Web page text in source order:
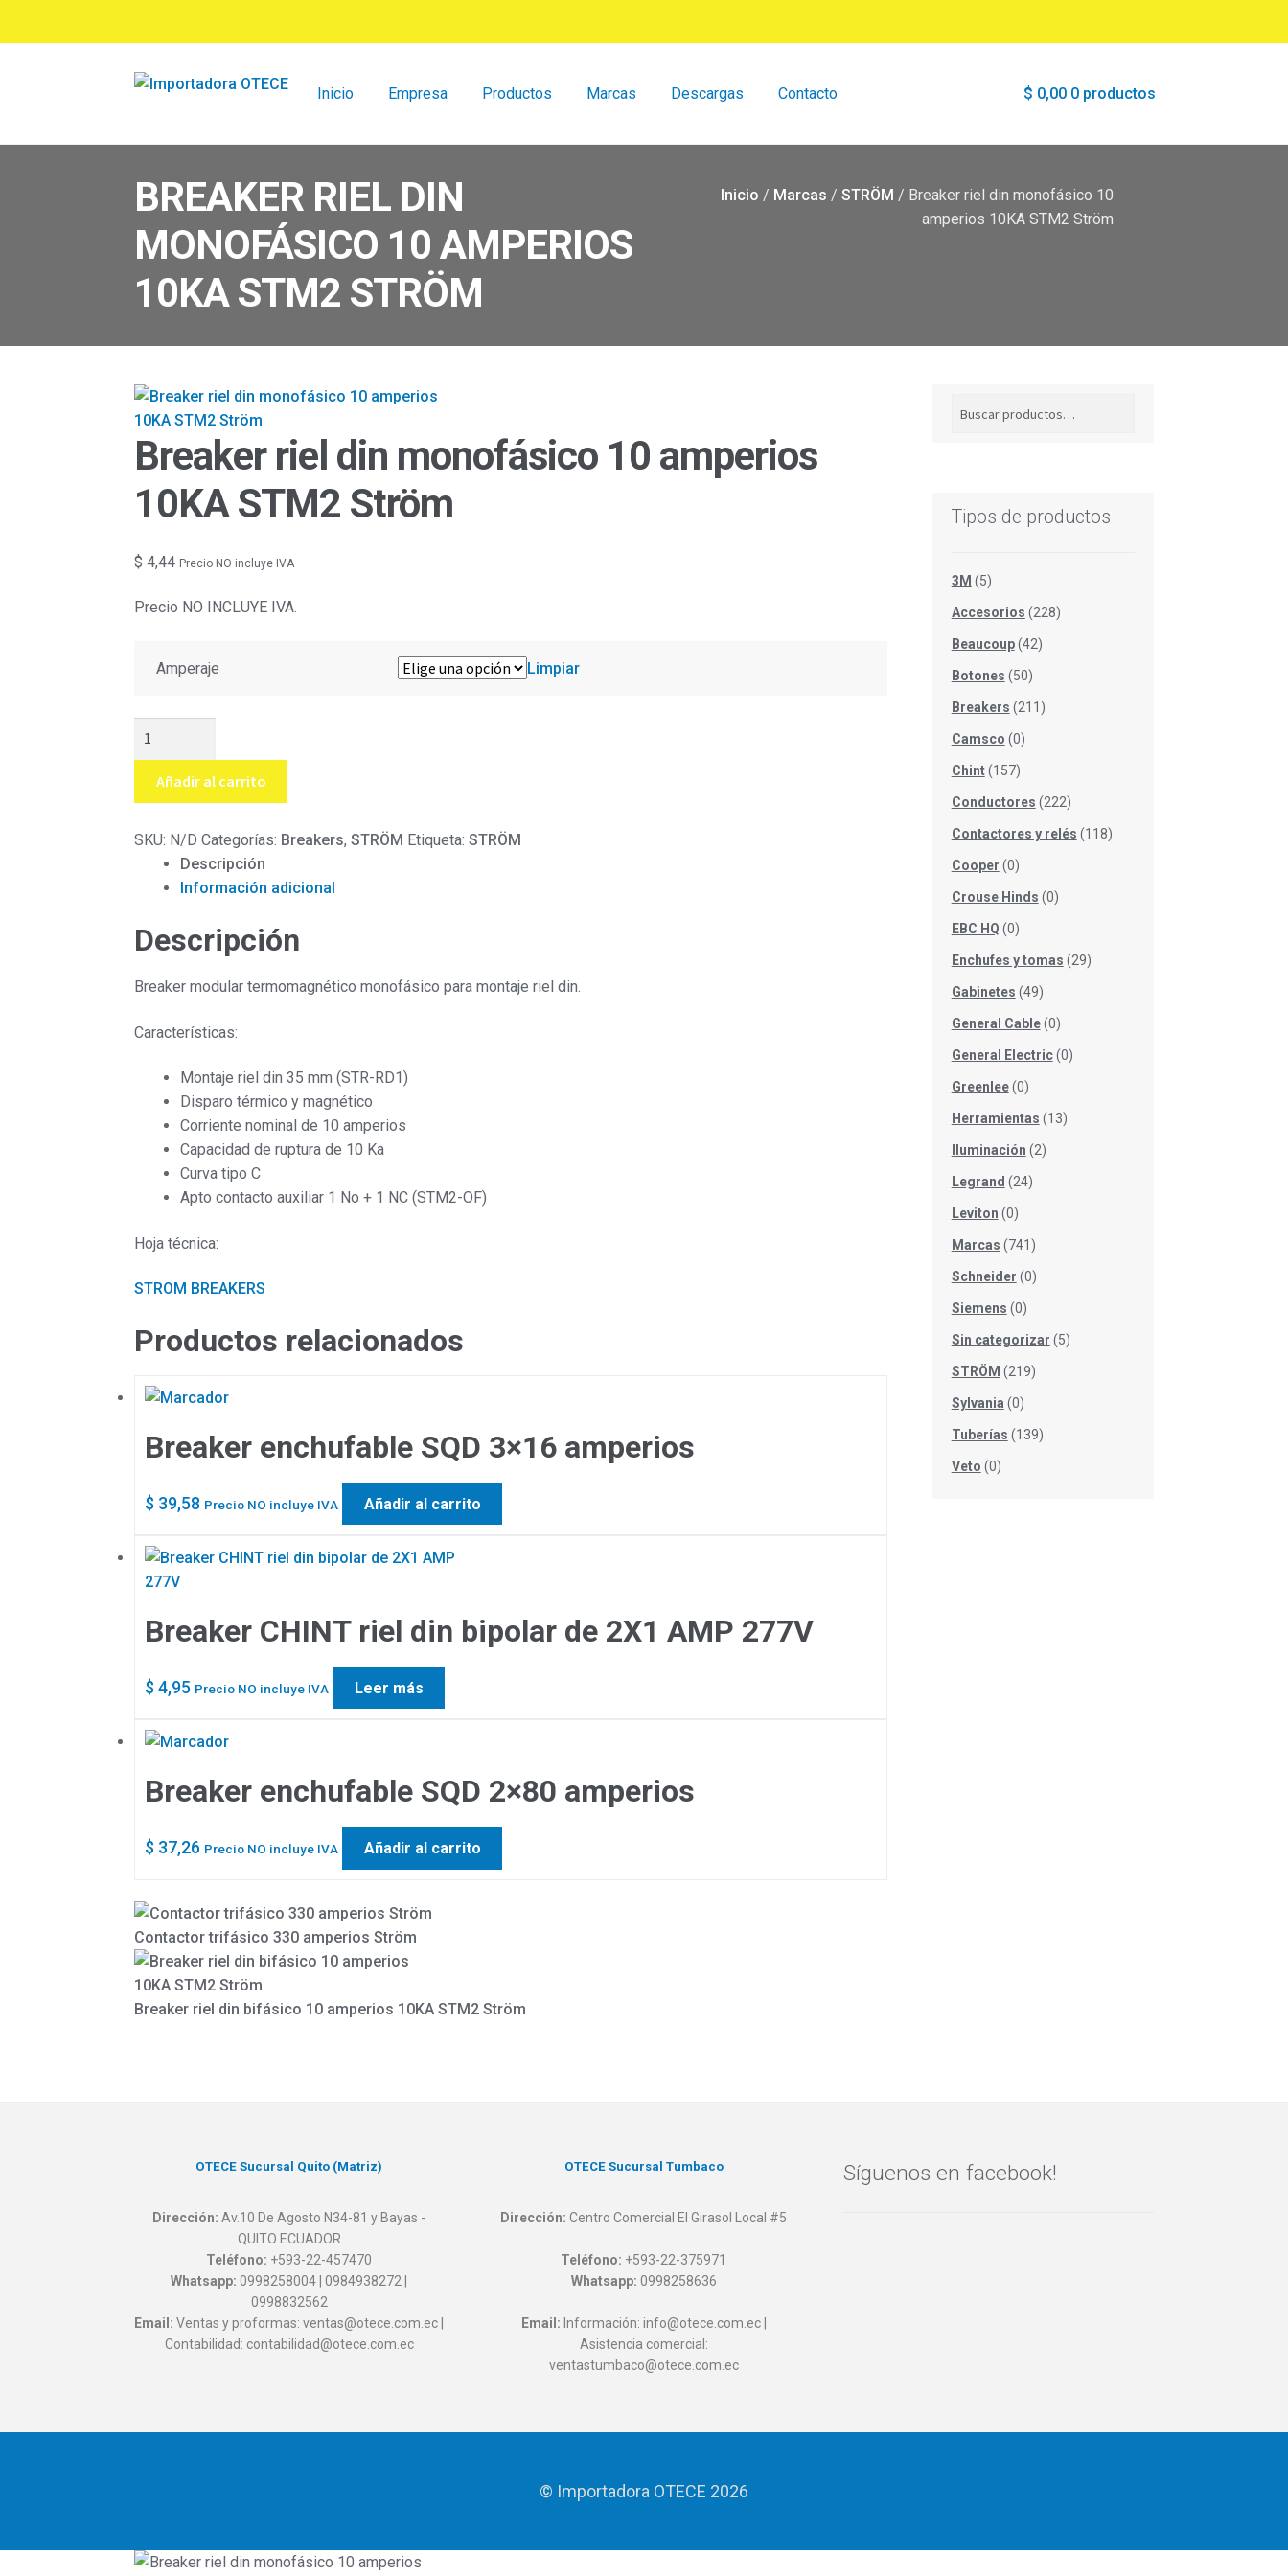
a
la
navegación
al
contenido
Inicio
Empresa Productos Marcas Descargas Contacto $ 0,00 0 productos
BREAKER RIEL DIN
MONOFÁSICO 10 AMPERIOS
10KA STM2 STRÖM
Inicio / Marcas /STRÖM / Breaker riel din monofásico 10
amperios 10KA STM2 Ström
Breaker riel din monofásico 10 amperios
10KA STM2 Ström
$ 4,44 Precio NO incluye IVA
Precio NO INCLUYE IVA.
Amperaje Limpiar
monofásico
amperios
10KA
STM2
cantidad
Añadir al carrito
SKU: N/D Categorías: Breakers,STRÖM Etiqueta:STRÖM
Descripción
Información adicional
Descripción
Breaker modular termomagnético monofásico para montaje riel din.
Características:
Montaje riel din 35 mm (STR-RD1)
Disparo térmico y magnético
Corriente nominal de 10 amperios
Capacidad de ruptura de 10 Ka
Curva tipo C
Apto contacto auxiliar 1 No + 1 NC (STM2-OF)
Hoja técnica:
STROM BREAKERS
Productos relacionados
Breaker enchufable SQD 3×16 amperios
$ 39,58 Precio NO incluye IVA Añadir al carrito
Breaker CHINT riel din bipolar de 2X1 AMP 277V
$4,95 Precio NO incluye IVA Leer más
Breaker enchufable SQD 2×80 amperios
$ 37,26 Precio NO incluye IVA Añadir al carrito
Contactor trifásico 330 amperios Ström
Breaker riel din bifásico 10 amperios 10KA STM2 Ström
Tipos de productos
3M (5)
Accesorios (228)
Beaucoup (42)
Botones (50)
Breakers (211)
Camsco (0)
Chint (157)
Conductores (222)
Contactores y relés (118)
Cooper (0)
Crouse Hinds (0)
EBC HQ (0)
Enchufes y tomas (29)
Gabinetes (49)
General Cable (0)
General Electric (0)
Greenlee (0)
Herramientas (13)
Iluminación (2)
Legrand (24)
Leviton (0)
Marcas (741)
Schneider (0)
Siemens (0)
Sin categorizar (5)
STRÖM (219)
Sylvania (0)
Tuberías (139)
Veto (0)
OTECE Sucursal Quito (Matriz)
Dirección: Av.10 De Agosto N34-81 y Bayas -
QUITO ECUADOR
Teléfono: +593-22-457470
Whatsapp: 0998258004 | 0984938272 |
0998832562
Email: Ventas y proformas: ventas@otece.com.ec |
Contabilidad: contabilidad@otece.com.ec
OTECE Sucursal Tumbaco
Dirección: Centro Comercial El Girasol Local #5
Teléfono: +593-22-375971
Whatsapp: 0998258636
Email: Información: info@otece.com.ec |
Asistencia comercial:
ventastumbaco@otece.com.ec
Síguenos en facebook!
© Importadora OTECE 2026